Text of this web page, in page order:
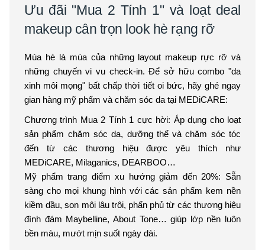
Ưu đãi "Mua 2 Tính 1" và loạt deal
makeup cân trọn look hè rạng rỡ
Mùa hè là mùa của những layout makeup rực rỡ và
những chuyến vi vu check-in. Để sở hữu combo "da
xinh môi mọng" bất chấp thời tiết oi bức, hãy ghé ngay
gian hàng mỹ phẩm và chăm sóc da tại MEDiCARE:
Chương trình Mua 2 Tính 1 cực hời: Áp dụng cho loạt
sản phẩm chăm sóc da, dưỡng thể và chăm sóc tóc
đến từ các thương hiệu được yêu thích như
MEDiCARE, Milaganics, DEARBOO…
Mỹ phẩm trang điểm xu hướng giảm đến 20%: Sẵn
sàng cho mọi khung hình với các sản phẩm kem nền
kiềm dầu, son môi lâu trôi, phấn phủ từ các thương hiệu
đình đám Maybelline, About Tone… giúp lớp nền luôn
bền màu, mướt mịn suốt ngày dài.